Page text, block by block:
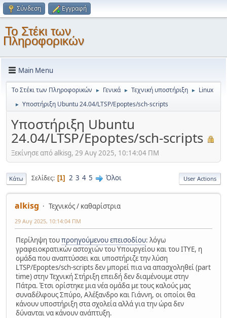
Σύνδεση Εγγραφή
Το Στέκι των
Πληροφορικών
Main Menu
Το Στέκι των Πληροφορικών ► Γενικά ► Τεχνική υποστήριξη ► Linux
► Υποστήριξη Ubuntu 24.04/LTSP/Epoptes/sch-scripts
Υποστήριξη Ubuntu
24.04/LTSP/Epoptes/sch-scripts
Ξεκίνησε από alkisg, 29 Αυγ 2025, 10:14:04 ΠΜ
Κάτω Σελίδες 1 2 3 4 5 Όλοι User Actions
alkisg Τεχνικός / καθαρίστρια
29 Αυγ 2025, 10:14:04 ΠΜ
Περίληψη τουπροηγούμενου επεισοδίου: λόγω
γραφειοκρατικών αστοχιών του Υπουργείου και του ΙΤΥΕ, η
ομάδα που αναπτύσσει και υποστήριζε την λύση
LTSP/Epoptes/sch-scripts δεν μπορεί πια να απασχοληθεί (part
time) στην Τεχνική Στήριξη επειδή δεν διαμένουμε στην
Πάτρα. Έτσι ορίστηκε μια νέα ομάδα με τους καλούς μας
συναδέλφους Σπύρο, Αλέξανδρο και Γιάννη, οι οποίοι θα
κάνουν υποστήριξη στα σχολεία αλλά για την ώρα δεν
δύνανται να κάνουν ανάπτυξη.